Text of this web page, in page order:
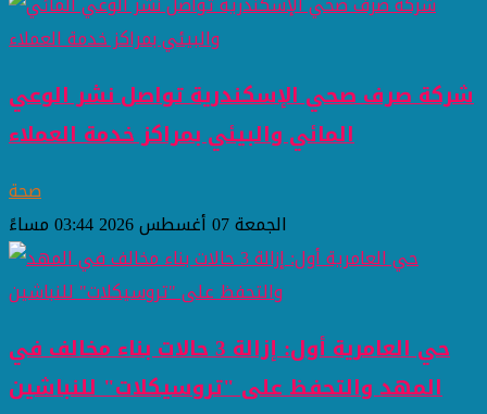
شركة صرف صحي الإسكندرية تواصل نشر الوعي
المائي والبيئي بمراكز خدمة العملاء
صحة
الجمعة 07 أغسطس 2026 03:44 مساءً
حي العامرية أول: إزالة 3 حالات بناء مخالف في
المهد والتحفظ على "تروسيكلات" للنباشين